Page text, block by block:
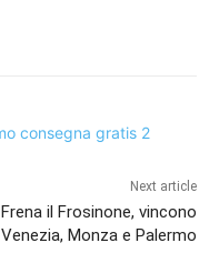
Next article
Frena il Frosinone, vincono
Venezia, Monza e Palermo